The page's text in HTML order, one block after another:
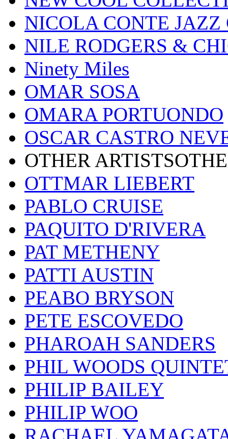
NICOLA CONTE JAZZ
NILE RODGERS &
Ninety Miles
OMAR SOSA
OMARA PORTUONDO
OSCAR CASTRO
OTHER
OTTMAR LIEBERT
PABLO CRUISE
PAQUITO D'RIVERA
PAT METHENY
PATTI AUSTIN
PEABO BRYSON
PETE ESCOVEDO
PHAROAH SANDERS
PHIL WOODS
PHILIP BAILEY
PHILIP WOO